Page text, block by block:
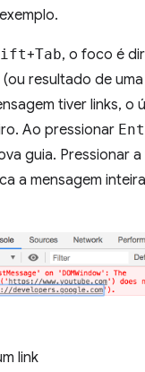
+Tab, o foco é
resultado de
tiver links, o
Ao pressionar
guia. Pressionar
a mensagem
link